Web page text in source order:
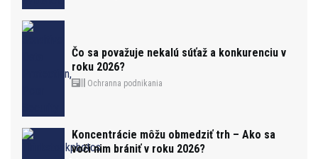
Čo sa považuje nekalú súťaž a konkurenciu v
roku 2026?
Ochranna podnikania
Koncentrácie môžu obmedziť trh – Ako sa
voči nim brániť v roku 2026?